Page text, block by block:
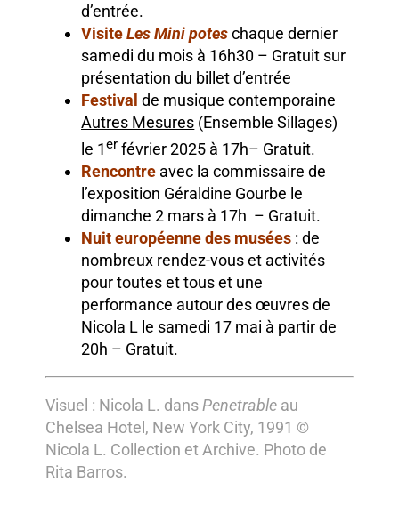
d’entrée.
VisiteLes Mini poteschaque dernier
samedi du mois à 16h30 – Gratuit sur
présentation du billet d’entrée
Festival de musique contemporaine
Autres Mesures (Ensemble Sillages)
le 1erfévrier 2025 à 17h– Gratuit.
Rencontre avec la commissaire de
l’exposition Géraldine Gourbe le
dimanche 2 mars à 17h – Gratuit.
Nuit européenne des musées : de
nombreux rendez-vous et activités
pour toutes et tous et une
performance autourdes œuvres de
Nicola L le samedi 17 mai à partir de
20h – Gratuit.
Visuel : Nicola L. dansPenetrable au
Chelsea Hotel, New York City, 1991 ©
Nicola L. Collection et Archive. Photo de
Rita Barros.